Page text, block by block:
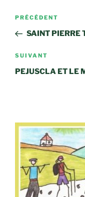
Navigation
l’article
Article
précédent
PRÉCÉDENT
SAINT PIERRE
Article
suivant
SUIVANT
PEJUSCLA ET LE